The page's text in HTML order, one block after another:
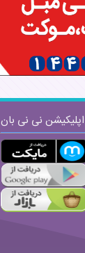
اپلیکیشن نی نی بان